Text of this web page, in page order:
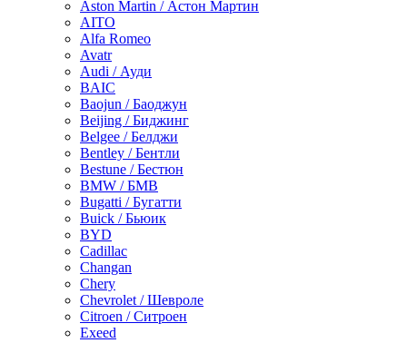
Aston Martin / Астон Мартин
AITO
Alfa Romeo
Avatr
Audi / Ауди
BAIC
Baojun / Баоджун
Beijing / Биджинг
Belgee / Белджи
Bentley / Бентли
Bestune / Бестюн
BMW / БМВ
Bugatti / Бугатти
Buick / Бьюик
BYD
Cadillac
Changan
Chery
Chevrolet / Шевроле
Citroen / Ситроен
Exeed